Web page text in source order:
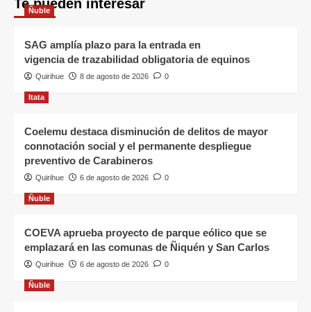
Te pueden interesar
Ñuble
SAG amplía plazo para la entrada en
vigencia de trazabilidad obligatoria de equinos
Quirihue 8 de agosto de 2026 0
Itata
Coelemu destaca disminución de delitos de mayor
connotación social y el permanente despliegue
preventivo de Carabineros
Quirihue 6 de agosto de 2026 0
Ñuble
COEVA aprueba proyecto de parque eólico que se
emplazará en las comunas de Ñiquén y San Carlos
Quirihue 6 de agosto de 2026 0
Ñuble